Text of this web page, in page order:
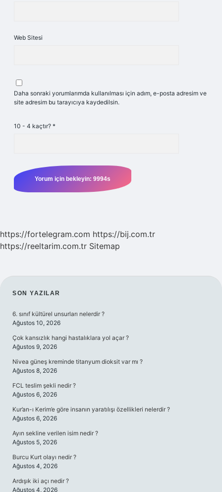
Web Sitesi
Daha sonraki yorumlarımda kullanılması için adım, e-posta adresim ve
site adresim bu tarayıcıya kaydedilsin.
10 - 4 kaçtır? *
https://fortelegram.com https://bij.com.tr
https://reeltarim.com.tr Sitemap
SIDEBAR
SON YAZILAR
6. sınıf kültürel unsurları nelerdir ?
Ağustos 10, 2026
Çok kansızlık hangi hastalıklara yol açar ?
Ağustos 9, 2026
Nivea güneş kreminde titanyum dioksit var mı ?
Ağustos 8, 2026
FCL teslim şekli nedir ?
Ağustos 6, 2026
Kur’an-ı Kerim’e göre insanın yaratılışı özellikleri nelerdir ?
Ağustos 6, 2026
Ayın sekline verilen isim nedir ?
Ağustos 5, 2026
Burcu Kurt olayı nedir ?
Ağustos 4, 2026
Ardışık iki açı nedir ?
Ağustos 4, 2026